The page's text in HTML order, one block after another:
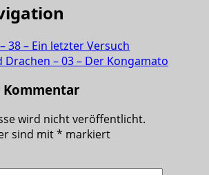
38 – Ein letzter Versuch
Drachen – 03 – Der Kongamato
Kommentar
wird nicht veröffentlicht.
sind mit* markiert